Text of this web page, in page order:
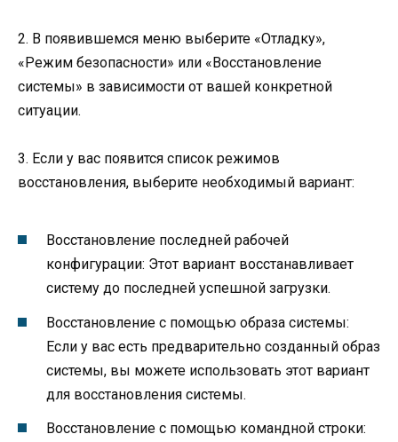
2. В появившемся меню выберите «Отладку»,
«Режим безопасности» или «Восстановление
системы» в зависимости от вашей конкретной
ситуации.
3. Если у вас появится список режимов
восстановления, выберите необходимый вариант:
Восстановление последней рабочей
конфигурации: Этот вариант восстанавливает
систему до последней успешной загрузки.
Восстановление с помощью образа системы:
Если у вас есть предварительно созданный образ
системы, вы можете использовать этот вариант
для восстановления системы.
Восстановление с помощью командной строки: